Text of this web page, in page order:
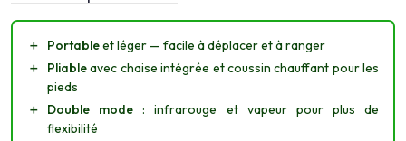
＋ Portableet léger — facile à déplacer et à ranger
＋
Pliableavec chaise intégrée et coussin chauffant pour les
pieds
＋
Double mode : infrarouge et vapeur pour plus de
flexibilité